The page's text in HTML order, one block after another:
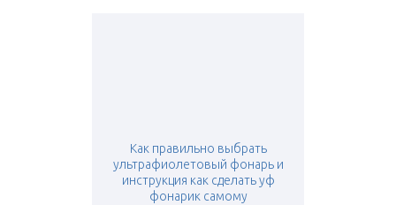
Как правильно выбрать
ультрафиолетовый фонарь и
инструкция как сделать уф
фонарик самому